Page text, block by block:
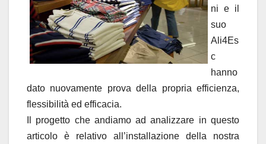
ni e il
suo
Ali4Es
c
hanno
dato nuovamente prova della propria efficienza,
flessibilità ed efficacia.
Il progetto che andiamo ad analizzare in questo
articolo è relativo all’installazione della nostra